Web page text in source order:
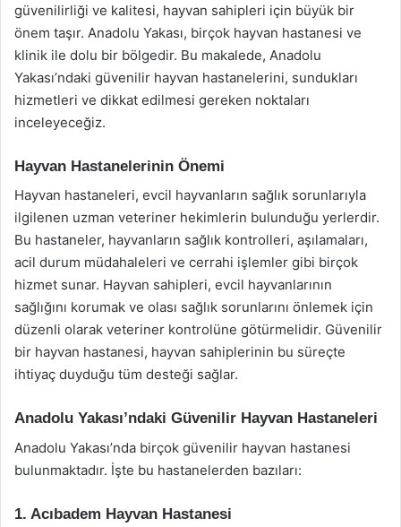
güvenilirliği ve kalitesi, hayvan sahipleri için büyük bir
önem taşır. Anadolu Yakası, birçok hayvan hastanesi ve
klinik ile dolu bir bölgedir. Bu makalede, Anadolu
Yakası’ndaki güvenilir hayvan hastanelerini, sundukları
hizmetleri ve dikkat edilmesi gereken noktaları
inceleyeceğiz.
Hayvan Hastanelerinin Önemi
Hayvan hastaneleri, evcil hayvanların sağlık sorunlarıyla
ilgilenen uzman veteriner hekimlerin bulunduğu yerlerdir.
Bu hastaneler, hayvanların sağlık kontrolleri, aşılamaları,
acil durum müdahaleleri ve cerrahi işlemler gibi birçok
hizmet sunar. Hayvan sahipleri, evcil hayvanlarının
sağlığını korumak ve olası sağlık sorunlarını önlemek için
düzenli olarak veteriner kontrolüne götürmelidir. Güvenilir
bir hayvan hastanesi, hayvan sahiplerinin bu süreçte
ihtiyaç duyduğu tüm desteği sağlar.
Anadolu Yakası’ndaki Güvenilir Hayvan Hastaneleri
Anadolu Yakası’nda birçok güvenilir hayvan hastanesi
bulunmaktadır. İşte bu hastanelerden bazıları:
1. Acıbadem Hayvan Hastanesi